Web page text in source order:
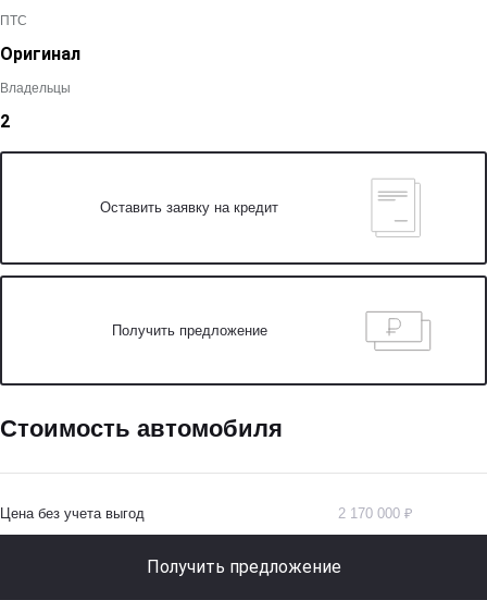
ПТС
Оригинал
Владельцы
2
Оставить заявку на кредит
Получить предложение
Стоимость автомобиля
Цена без учета выгод 2 170 000 ₽
Получить предложение